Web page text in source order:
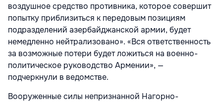
воздушное средство противника, которое совершит
попытку приблизиться к передовым позициям
подразделений азербайджанской армии, будет
немедленно нейтрализовано». «Вся ответственность
за возможные потери будет ложиться на военно-
политическое руководство Армении», —
подчеркнули в ведомстве.
Вооруженные силы непризнанной Нагорно-